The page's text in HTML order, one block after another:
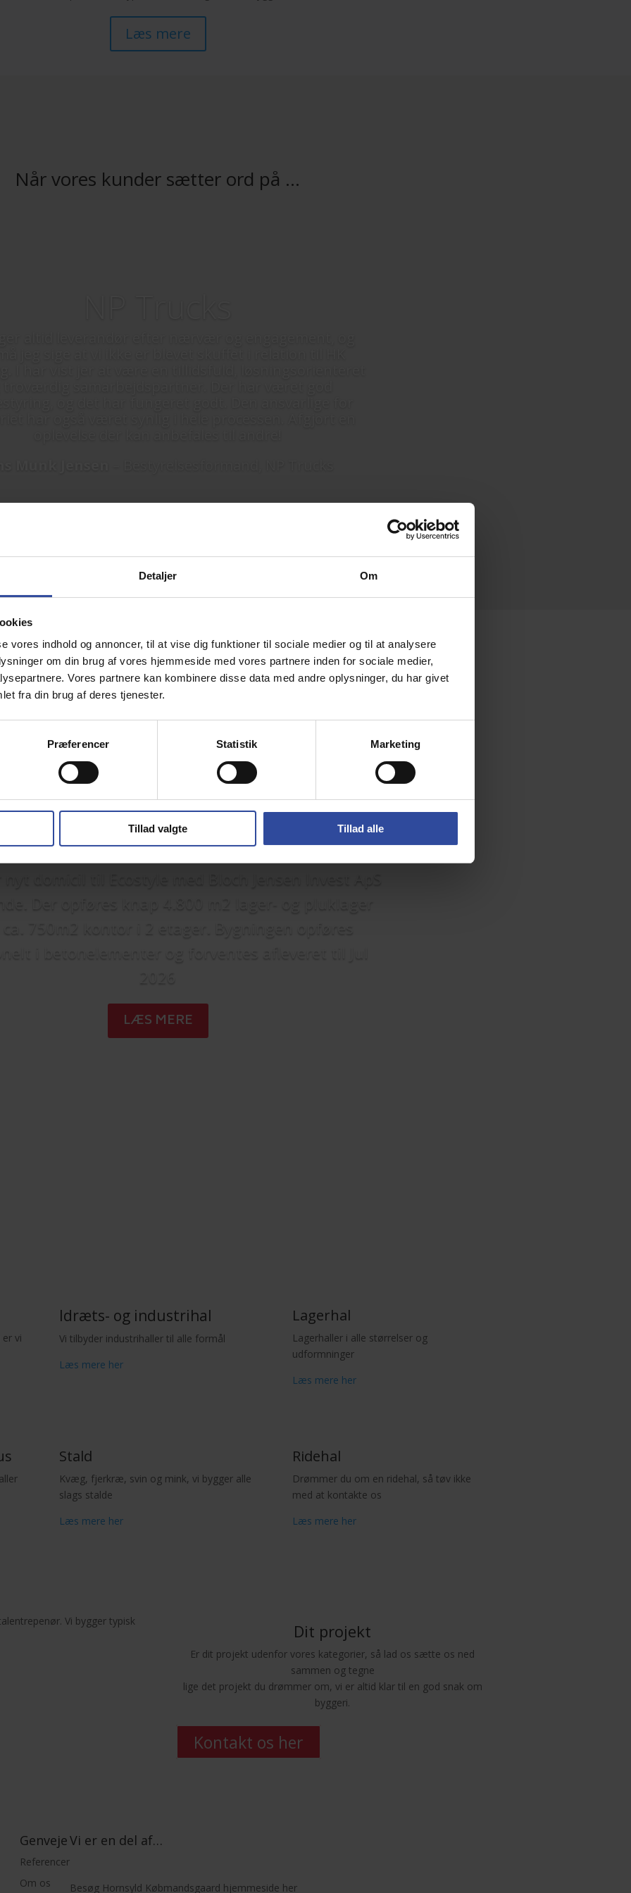
Detaljer Om
vores indhold og annoncer, til at vise dig funktioner til sociale medier og til at analysere
om din brug af vores hjemmeside med vores partnere inden for sociale medier,
Vores partnere kan kombinere disse data med andre oplysninger, du har givet
fra din brug af deres tjenester.
Præferencer Statistik Marketing
Tillad valgte Tillad alle
Læs mere
Når vores kunder sætter ord på …
projekter
Domicil
LÆS MERE
vi
Idræts- og industrihal
Vi tilbyder industrihaller til alle formål
Læs mere her
Lagerhal
Lagerhaller i alle størrelser og
udformninger
Læs mere her
Stald
Kvæg, fjerkræ, svin og mink, vi bygger alle
slags stalde
Læs mere her
Ridehal
Drømmer du om en ridehal, så tøv ikke
med at kontakte os
Læs mere her
Vi bygger typisk
Dit projekt
Er dit projekt udenfor vores kategorier, så lad os sætte os ned
sammen og tegne
lige det projekt du drømmer om, vi er altid klar til en god snak om
byggeri.
Kontakt os her
Genveje
Referencer
Om os
Vi er en del af…
Besøg Hornsyld Købmandsgaard hjemmeside her